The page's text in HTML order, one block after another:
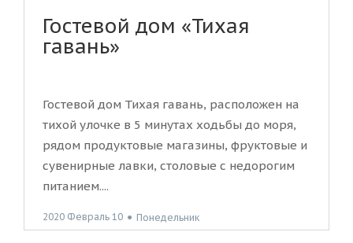
Гостевой дом «Тихая
гавань»
Гостевой дом Тихая гавань, расположен на
тихой улочке в 5 минутах ходьбы до моря,
рядом продуктовые магазины, фруктовые и
сувенирные лавки, столовые с недорогим
питанием....
2020 Февраль 10 ● Понедельник